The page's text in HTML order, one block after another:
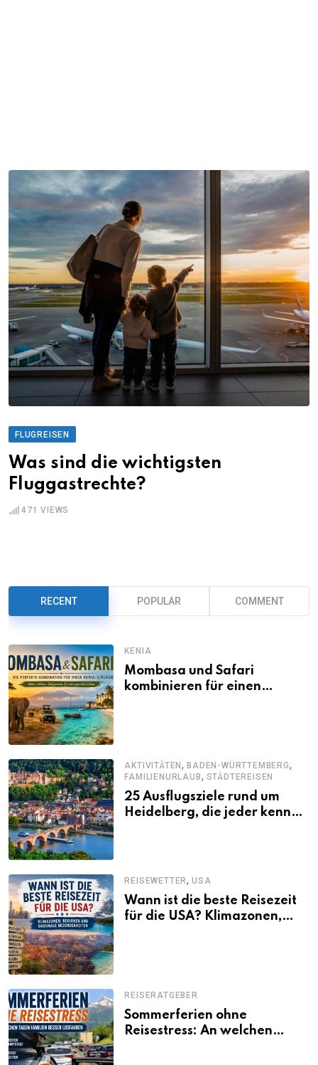
FLUGREISEN
Was sind die wichtigsten
Fluggastrechte?
471 VIEWS
RECENT POPULAR COMMENT
KENIA
Mombasa und Safari
kombinieren für einen
AKTIVITÄTEN,BADEN-WÜRTTEMBERG,
FAMILIENURLAUB, STÄDTEREISEN
25 Ausflugsziele rund um
Heidelberg, die jeder kennen
REISEWETTER,USA
Wann ist die beste Reisezeit
für die USA? Klimazonen,
REISERATGEBER
Sommerferien ohne
Reisestress: An welchen